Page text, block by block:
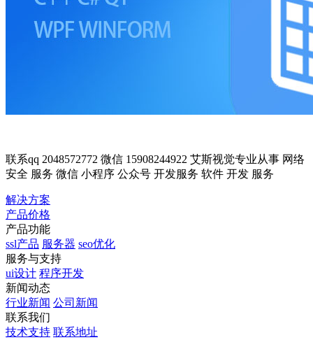
联系qq 2048572772 微信 15908244922 艾斯视觉专业从事 网络
安全 服务 微信 小程序 公众号 开发服务 软件 开发 服务
解决方案
产品价格
产品功能
ssl产品 服务器 seo优化
服务与支持
ui设计 程序开发
新闻动态
行业新闻 公司新闻
联系我们
技术支持 联系地址